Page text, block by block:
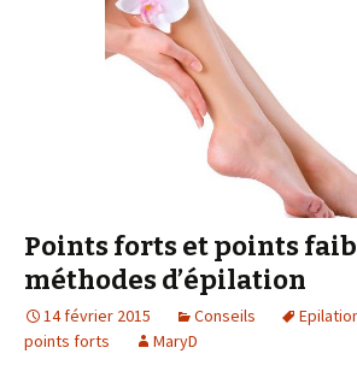
Points forts et points
méthodes d’épilation
14 février 2015 Conseils
points forts
MaryD